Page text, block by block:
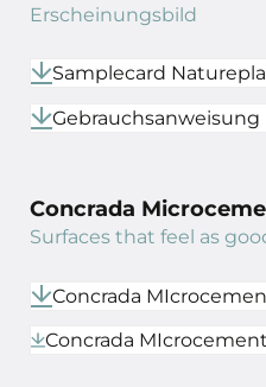
Erscheinungsbild
Samplecard
Concrada
Surfaces that feel as
Concrada